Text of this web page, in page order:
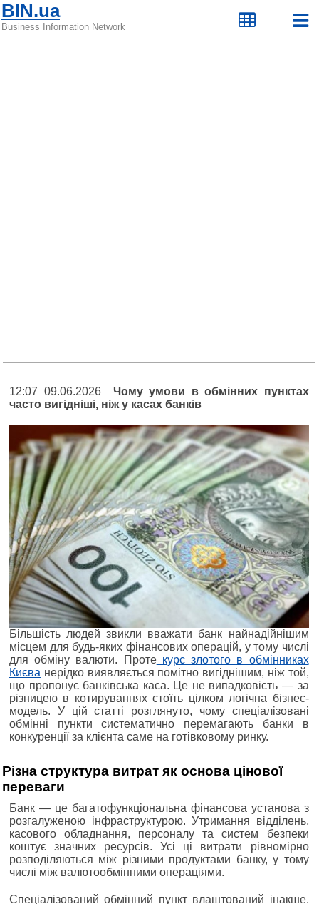
BIN.ua
Business Information Network
12:07 09.06.2026 Чому умови в обмінних пунктах
часто вигідніші, ніж у касах банків
Більшість людей звикли вважати банк найнадійнішим
місцем для будь-яких фінансових операцій, у тому числі
для обміну валюти. Протекурс злотого в обмінниках
Києва нерідко виявляється помітно вигіднішим, ніж той,
що пропонує банківська каса. Це не випадковість — за
різницею в котируваннях стоїть цілком логічна бізнес-
модель. У цій статті розглянуто, чому спеціалізовані
обмінні пункти систематично перемагають банки в
конкуренції за клієнта саме на готівковому ринку.
Різна структура витрат як основа цінової
переваги
Банк — це багатофункціональна фінансова установа з
розгалуженою інфраструктурою. Утримання відділень,
касового обладнання, персоналу та систем безпеки
коштує значних ресурсів. Усі ці витрати рівномірно
розподіляються між різними продуктами банку, у тому
числі між валютообмінними операціями.
Спеціалізований обмінний пункт влаштований інакше.